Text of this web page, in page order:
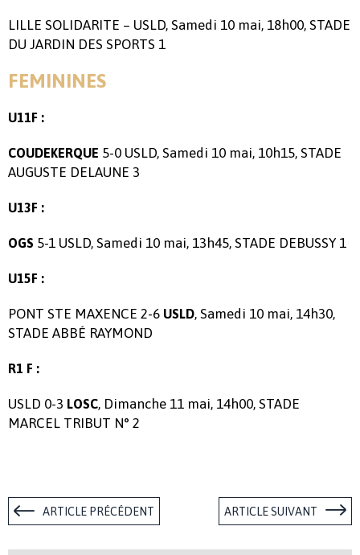
LILLE SOLIDARITE – USLD, Samedi 10 mai, 18h00, STADE
DU JARDIN DES SPORTS 1
FEMININES
U11F :
COUDEKERQUE 5-0 USLD, Samedi 10 mai, 10h15, STADE
AUGUSTE DELAUNE 3
U13F :
OGS 5-1 USLD, Samedi 10 mai, 13h45, STADE DEBUSSY 1
U15F :
PONT STE MAXENCE 2-6 USLD, Samedi 10 mai, 14h30,
STADE ABBÉ RAYMOND
R1 F :
USLD 0-3 LOSC, Dimanche 11 mai, 14h00, STADE
MARCEL TRIBUT N° 2
ARTICLE PRÉCÉDENT ARTICLE SUIVANT